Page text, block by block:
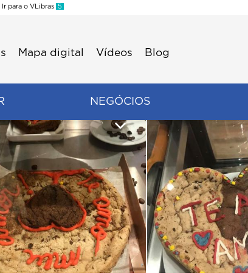
Ir para o VLibras 5
Mapa digital Vídeos Blog
NEGÓCIOS